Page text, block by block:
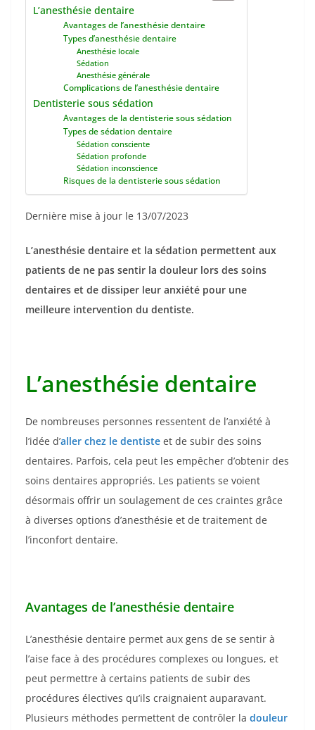
L’anesthésie dentaire
Avantages de l’anesthésie dentaire
Types d’anesthésie dentaire
Anesthésie locale
Sédation
Anesthésie générale
Complications de l’anesthésie dentaire
Dentisterie sous sédation
Avantages de la dentisterie sous sédation
Types de sédation dentaire
Sédation consciente
Sédation profonde
Sédation inconscience
Risques de la dentisterie sous sédation
Dernière mise à jour le 13/07/2023
L’anesthésie dentaire et la sédation permettent aux
patients de ne pas sentir la douleur lors des soins
dentaires et de dissiper leur anxiété pour une
meilleure intervention du dentiste.
L’anesthésie dentaire
De nombreuses personnes ressentent de l’anxiété à
l’idée d’aller chez le dentiste et de subir des soins
dentaires. Parfois, cela peut les empêcher d’obtenir des
soins dentaires appropriés. Les patients se voient
désormais offrir un soulagement de ces craintes grâce
à diverses options d’anesthésie et de traitement de
l’inconfort dentaire.
Avantages de l’anesthésie dentaire
L’anesthésie dentaire permet aux gens de se sentir à
l’aise face à des procédures complexes ou longues, et
peut permettre à certains patients de subir des
procédures électives qu’ils craignaient auparavant.
Plusieurs méthodes permettent de contrôler la douleur